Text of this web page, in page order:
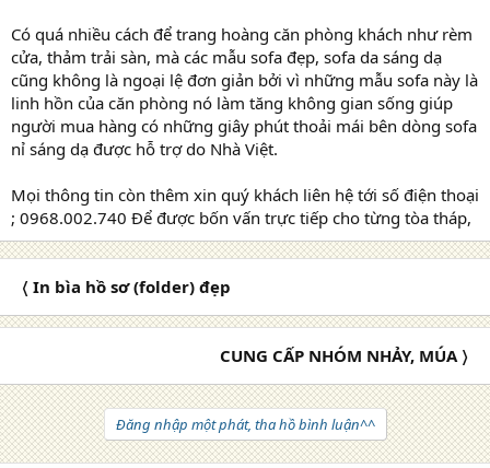
Có quá nhiều cách để trang hoàng căn phòng khách như rèm
cửa, thảm trải sàn, mà các mẫu sofa đẹp, sofa da sáng dạ
cũng không là ngoại lệ đơn giản bởi vì những mẫu sofa này là
linh hồn của căn phòng nó làm tăng không gian sống giúp
người mua hàng có những giây phút thoải mái bên dòng sofa
nỉ sáng dạ được hỗ trợ do Nhà Việt.
Mọi thông tin còn thêm xin quý khách liên hệ tới số điện thoại
; 0968.002.740 Để được bốn vấn trực tiếp cho từng tòa tháp,
〈 In bìa hồ sơ (folder) đẹp
CUNG CẤP NHÓM NHẢY, MÚA 〉
Đăng nhập một phát, tha hồ bình luận^^